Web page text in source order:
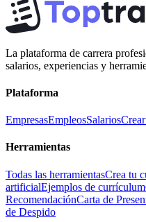
La plataforma de carrera
salarios, experiencias y
Plataforma
EmpresasEmpleosSalarios
Herramientas
Todas las herramientasCrea tu
artificialEjemplos de currículum
RecomendaciónCarta de
de Despido